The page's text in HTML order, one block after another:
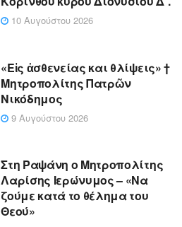
10 Αυγούστου 2026
«Eἰς ἀσθενείας και θλίψεις» †
Μητροπολίτης Πατρῶν
Νικόδημος
9 Αυγούστου 2026
Στη Ραψάνη ο Μητροπολίτης
Λαρίσης Ιερώνυμος – «Να
ζούμε κατά το θέλημα του
Θεού»